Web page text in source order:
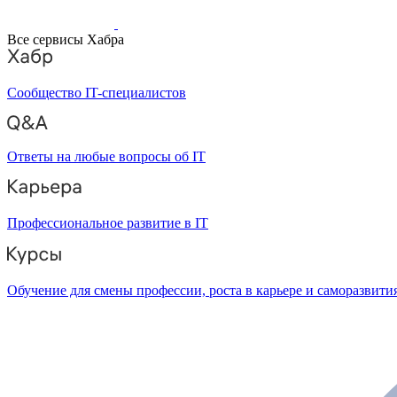
Все сервисы Хабра
Сообщество IT-специалистов
Ответы на любые вопросы об IT
Профессиональное развитие в IT
Обучение для смены профессии, роста в карьере и